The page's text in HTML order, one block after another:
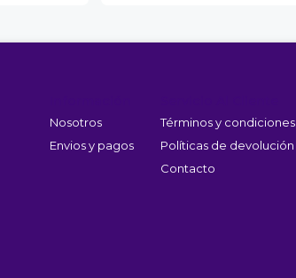
Nosotros
Envios y pagos
Términos y condiciones
Políticas de devolución
Contacto